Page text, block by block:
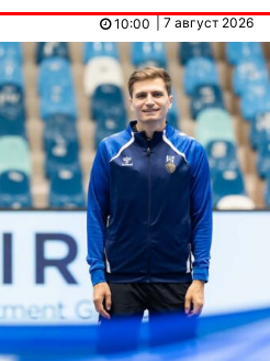
| 7 август 2026
10:00